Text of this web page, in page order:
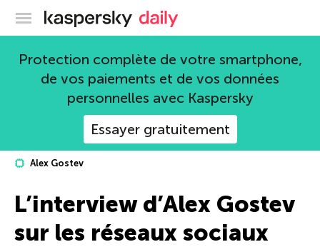
Blog officiel de Kaspersky
Protection complète de votre smartphone,
de vos paiements et de vos données
personnelles avec Kaspersky
Essayer gratuitement
Alex Gostev
L’interview d’Alex Gostev
sur les réseaux sociaux